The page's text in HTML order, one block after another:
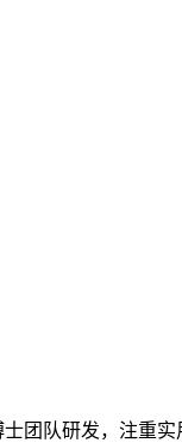
团队研发，注重实